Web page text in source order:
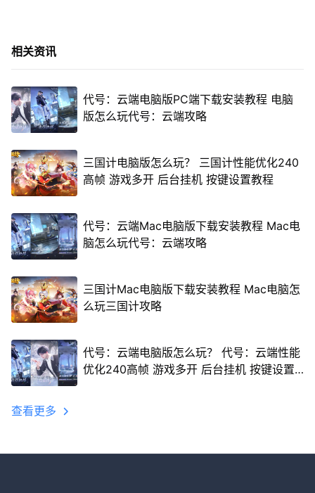
相关资讯
代号：云端电脑版PC端下载安装教程 电脑
版怎么玩代号：云端攻略
三国计电脑版怎么玩？ 三国计性能优化240
高帧 游戏多开 后台挂机 按键设置教程
代号：云端Mac电脑版下载安装教程 Mac电
脑怎么玩代号：云端攻略
三国计Mac电脑版下载安装教程 Mac电脑怎
么玩三国计攻略
代号：云端电脑版怎么玩？ 代号：云端性能
优化240高帧 游戏多开 后台挂机 按键设置
查看更多